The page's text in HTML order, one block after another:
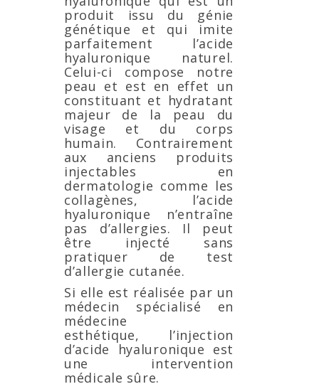
produit issu du génie
génétique et qui imite
parfaitement l’acide
hyaluronique naturel.
Celui-ci compose notre
peau et est en effet un
constituant et hydratant
majeur de la peau du
visage et du corps
humain. Contrairement
aux anciens produits
injectables en
dermatologie comme les
collagènes, l’acide
hyaluronique n’entraîne
pas d’allergies. Il peut
être injecté sans
pratiquer de test
d’allergie cutanée.
Si elle est réalisée par un
médecin spécialisé en
médecine
esthétique, l’injection
d’acide hyaluronique est
une intervention
médicale sûre.